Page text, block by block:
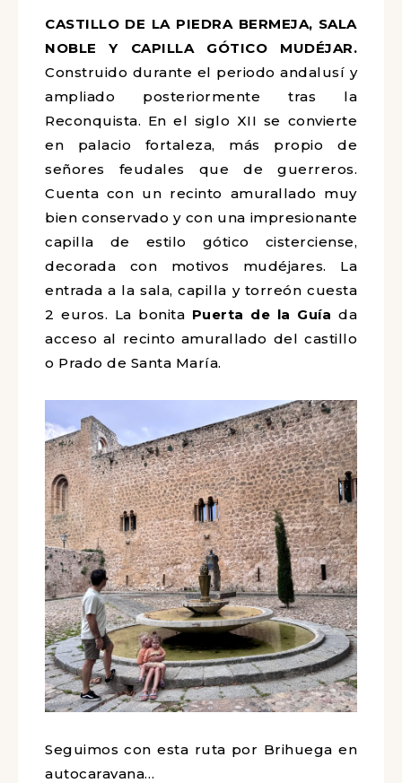
CASTILLO DE LA PIEDRA BERMEJA, SALA
NOBLE Y CAPILLA GÓTICO MUDÉJAR.
Construido durante el periodo andalusí y
ampliado posteriormente tras la
Reconquista. En el siglo XII se convierte
en palacio fortaleza, más propio de
señores feudales que de guerreros.
Cuenta con un recinto amurallado muy
bien conservado y con una impresionante
capilla de estilo gótico cisterciense,
decorada con motivos mudéjares. La
entrada a la sala, capilla y torreón cuesta
2 euros. La bonita Puerta de la Guía da
acceso al recinto amurallado del castillo
o Prado de Santa María.
Seguimos con esta ruta por Brihuega en
autocaravana…